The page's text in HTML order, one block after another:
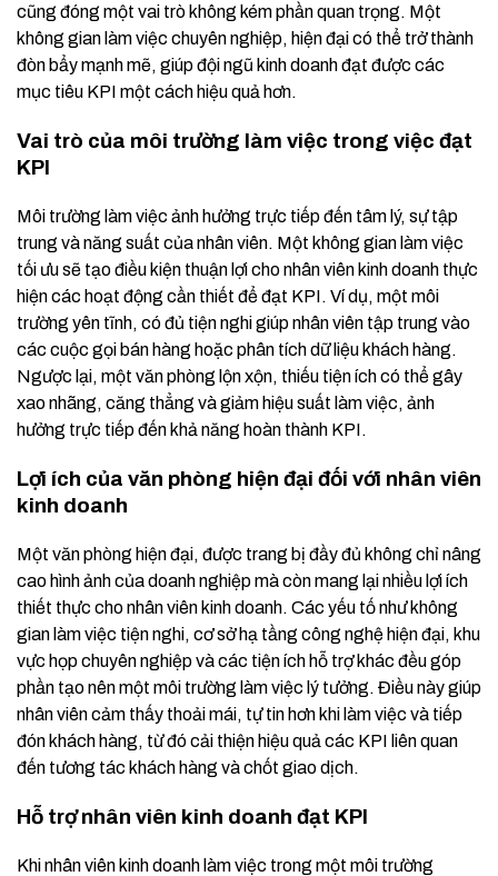
cũng đóng một vai trò không kém phần quan trọng. Một
không gian làm việc chuyên nghiệp, hiện đại có thể trở thành
đòn bẩy mạnh mẽ, giúp đội ngũ kinh doanh đạt được các
mục tiêu KPI một cách hiệu quả hơn.
Vai trò của môi trường làm việc trong việc đạt
KPI
Môi trường làm việc ảnh hưởng trực tiếp đến tâm lý, sự tập
trung và năng suất của nhân viên. Một không gian làm việc
tối ưu sẽ tạo điều kiện thuận lợi cho nhân viên kinh doanh thực
hiện các hoạt động cần thiết để đạt KPI. Ví dụ, một môi
trường yên tĩnh, có đủ tiện nghi giúp nhân viên tập trung vào
các cuộc gọi bán hàng hoặc phân tích dữ liệu khách hàng.
Ngược lại, một văn phòng lộn xộn, thiếu tiện ích có thể gây
xao nhãng, căng thẳng và giảm hiệu suất làm việc, ảnh
hưởng trực tiếp đến khả năng hoàn thành KPI.
Lợi ích của văn phòng hiện đại đối với nhân viên
kinh doanh
Một văn phòng hiện đại, được trang bị đầy đủ không chỉ nâng
cao hình ảnh của doanh nghiệp mà còn mang lại nhiều lợi ích
thiết thực cho nhân viên kinh doanh. Các yếu tố như không
gian làm việc tiện nghi, cơ sở hạ tầng công nghệ hiện đại, khu
vực họp chuyên nghiệp và các tiện ích hỗ trợ khác đều góp
phần tạo nên một môi trường làm việc lý tưởng. Điều này giúp
nhân viên cảm thấy thoải mái, tự tin hơn khi làm việc và tiếp
đón khách hàng, từ đó cải thiện hiệu quả các KPI liên quan
đến tương tác khách hàng và chốt giao dịch.
Hỗ trợ nhân viên kinh doanh đạt KPI
Khi nhân viên kinh doanh làm việc trong một môi trường